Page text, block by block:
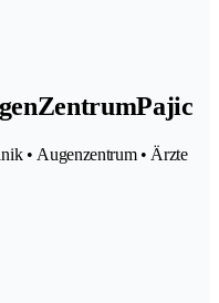
• Augenzentrum • Ärzte